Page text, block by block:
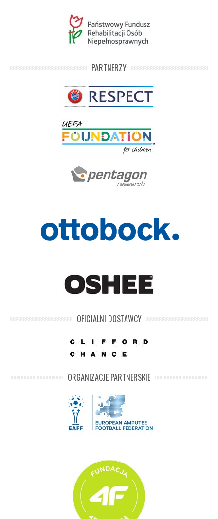
PARTNERZY
OFICJALNI DOSTAWCY
ORGANIZACJE PARTNERSKIE